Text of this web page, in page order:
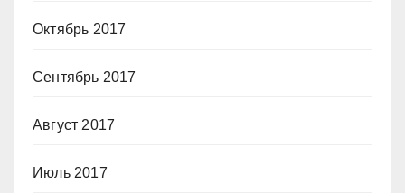
Октябрь 2017
Сентябрь 2017
Август 2017
Июль 2017